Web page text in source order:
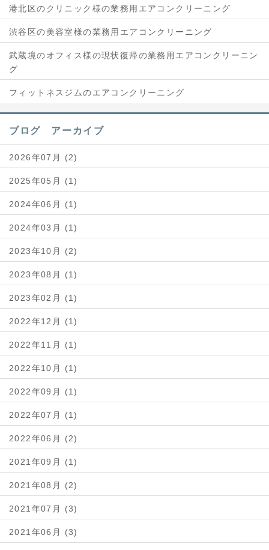
港北区のクリニック様の業務用エアコンクリーニング
渋谷区の美容室様の業務用エアコンクリーニング
武蔵境のオフィス様の現状復帰の業務用エアコンクリーニン
グ
フィットネスジムのエアコンクリーニング
ブログ アーカイブ
2026年07月 (2)
2025年05月 (1)
2024年06月 (1)
2024年03月 (1)
2023年10月 (2)
2023年08月 (1)
2023年02月 (1)
2022年12月 (1)
2022年11月 (1)
2022年10月 (1)
2022年09月 (1)
2022年07月 (1)
2022年06月 (2)
2021年09月 (1)
2021年08月 (2)
2021年07月 (3)
2021年06月 (3)